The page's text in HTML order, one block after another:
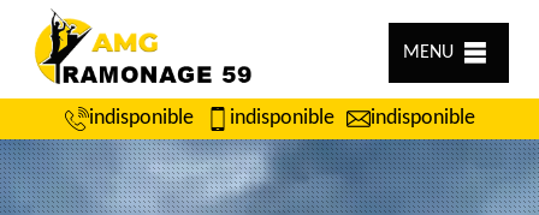
MENU
indisponible indisponible indisponible